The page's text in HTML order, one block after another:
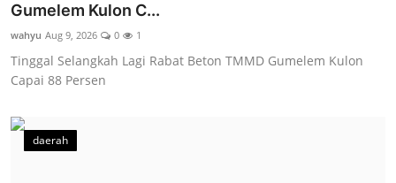
Gumelem Kulon C...
wahyu Aug 9, 2026 0 1
Tinggal Selangkah Lagi Rabat Beton TMMD Gumelem Kulon
Capai 88 Persen
daerah